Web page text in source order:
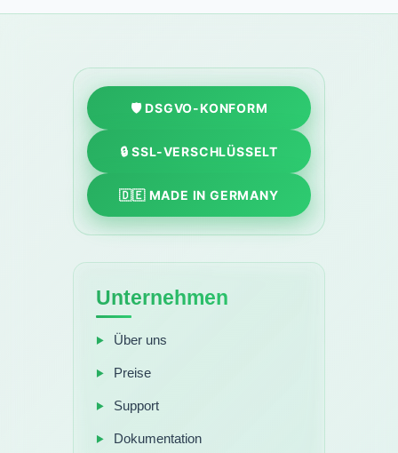
🛡️ DSGVO-KONFORM
🔒 SSL-VERSCHLÜSSELT
🇩🇪 MADE IN GERMANY
Unternehmen
Über uns
Preise
Support
Dokumentation